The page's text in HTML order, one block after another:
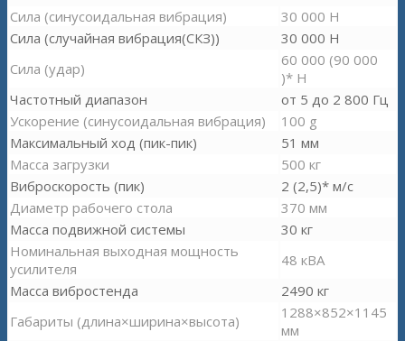
Сила (синусоидальная вибрация)
30 000 Н
Сила (случайная вибрация(СКЗ))
30 000 Н
Сила (удар)
60 000 (90 000
)* Н
Частотный диапазон
от 5 до 2 800 Гц
Ускорение (синусоидальная вибрация)
100 g
Максимальный ход (пик-пик)
51 мм
Масса загрузки
500 кг
Виброскорость (пик)
2 (2,5)* м/с
Диаметр рабочего стола
370 мм
Масса подвижной системы
30 кг
Номинальная выходная мощность
усилителя
48 кВА
Масса вибростенда
2490 кг
Габариты (длина×ширина×высота)
1288×852×1145
мм